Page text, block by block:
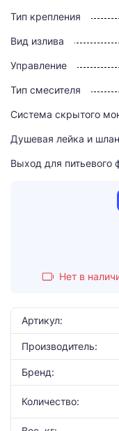
Тип крепления
Вид излива
Управление
Тип смесителя
Система скрытого
Душевая лейка и
Выход для питьевого
Нет в
Артикул:
Производитель:
Бренд:
Количество: